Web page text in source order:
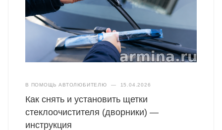
В ПОМОЩЬ АВТОЛЮБИТЕЛЮ — 15.04.2026
Как снять и установить щетки
стеклоочистителя (дворники) —
инструкция